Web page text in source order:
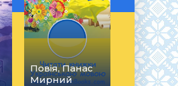
Повія, Панас
Мирний